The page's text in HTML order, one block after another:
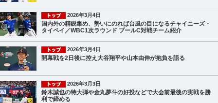
2026年3月4日
国内外の精鋭集め、勢いにのれば台風の目になるチャイニーズ・
タイペイ／WBC1次ラウンド プールC対戦チーム紹介
2026年3月4日
開幕戦を2日後に控え大谷翔平や山本由伸が抱負を語る
2026年3月3日
鈴木誠也の特大弾や金丸夢斗の好投などで大会前最後の実戦を勝
利で締める